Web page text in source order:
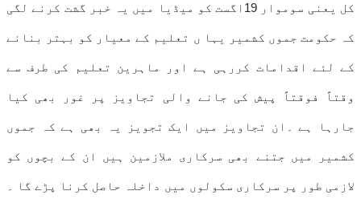
کل یعنی سوموار 19اگست کو میڈیا میں یہ خبر گشت کرنے لگی
کہ حکومت جموں کشمیر یہا ں تعلیم کے معیار کو بہتر بنانے
کے لئے اقدامات کررہی ہے اور ماہرین تعلیم کی طرف سے
وقتاً فوقتاً پیش کی جانے والی تجاویز پر غور بھی کیا
جارہا ہے ۔ان تجاویز میں ایک تجویز یہ بھی ہے کہ جموں
کشمیر میں جتنے بھی سرکاری ملازمین ہیں ان کے بچوں کو
لازمی طور پر سرکاری سکولوں میں داخلہ حاصل کرنا پڑے گا ۔